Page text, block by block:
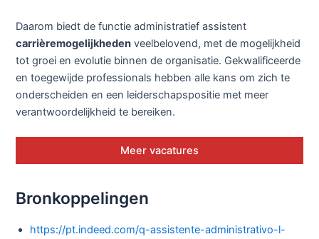
Daarom biedt de functie administratief assistent
carrièremogelijkheden veelbelovend, met de mogelijkheid
tot groei en evolutie binnen de organisatie. Gekwalificeerde
en toegewijde professionals hebben alle kans om zich te
onderscheiden en een leiderschapspositie met meer
verantwoordelijkheid te bereiken.
Meer vacatures
Bronkoppelingen
https://pt.indeed.com/q-assistente-administrativo-l-